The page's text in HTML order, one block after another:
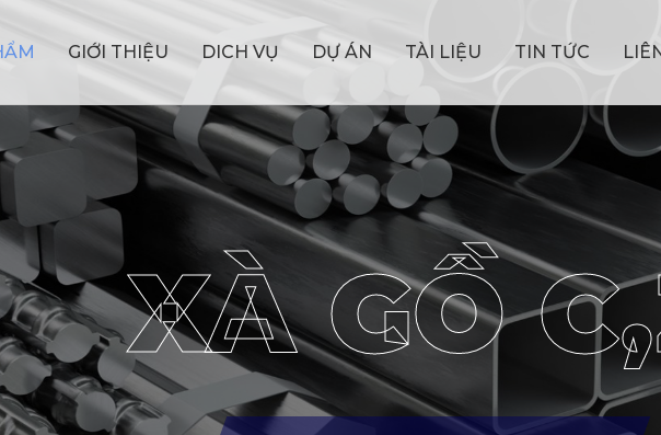
GIỚI THIỆU DICH VỤ DỰ ÁN TÀI LIỆU TIN TỨC
XÀ GỒ